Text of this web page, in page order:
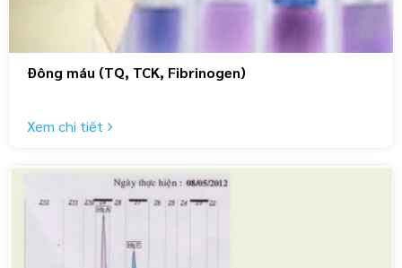
Đông máu (TQ, TCK, Fibrinogen)
Xem chi tiết